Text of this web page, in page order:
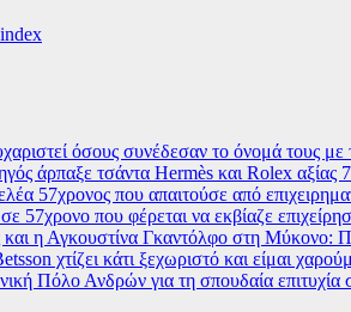
όσους συνέδεσαν το όνομά τους με
άρπαξε τσάντα Hermès και Rolex
57χρονος που απαιτούσε από
57χρονο που φέρεται να εκβίαζε
η Αγκουστίνα Γκαντόλφο στη Μύκονο:
χτίζει κάτι ξεχωριστό και είμαι
Πόλο Ανδρών για τη σπουδαία